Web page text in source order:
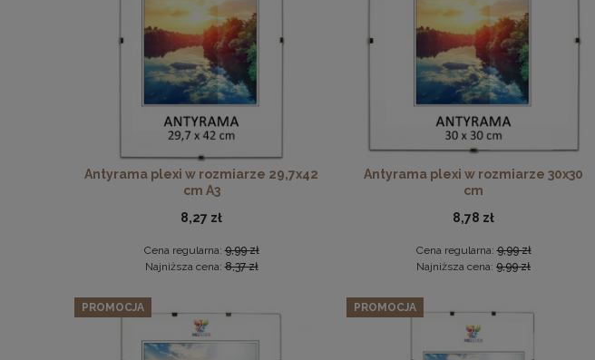
Antyrama plexi
Cena
Antyrama plexi w rozmiarze 29,7x42
cm A3
8,27 zł
Cena regularna:9,99 zł
Najniższa cena:8,37 zł
Antyrama plexi w rozmiarze 30x30
cm
8,78 zł
Cena regularna:9,99 zł
Najniższa cena: 9,99 zł
PROMOCJA PROMOCJA